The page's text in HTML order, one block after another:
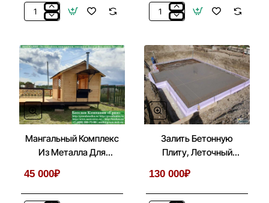
Металлический
Дачи,
Дома,
Автомобиля
Покраска
Хозблоков,
Веранд
Мангальный Комплекс
Из Металла Для
45 000₽
Залить Бетонную
Плиту, Леточный
Беседку, Дом
130 000₽